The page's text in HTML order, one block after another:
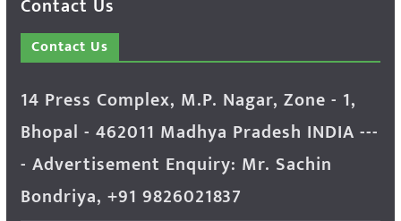
Contact Us
Contact Us
14 Press Complex, M.P. Nagar, Zone - 1,
Bhopal - 462011 Madhya Pradesh INDIA ---
- Advertisement Enquiry: Mr. Sachin
Bondriya, +91 9826021837